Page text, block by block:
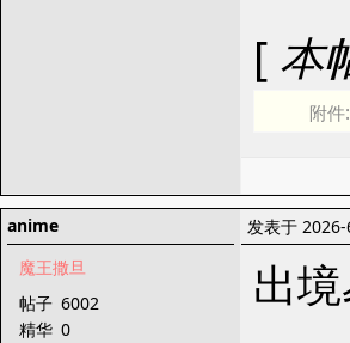
[ 本
附
anime
魔王撒旦
帖子 6002
精华 0
发表于
出